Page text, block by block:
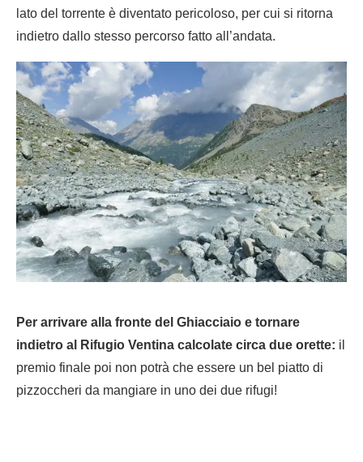
lato del torrente è diventato pericoloso, per cui si ritorna
indietro dallo stesso percorso fatto all’andata.
Per arrivare alla fronte del Ghiacciaio e tornare
indietro al Rifugio Ventina calcolate circa due orette: il
premio finale poi non potrà che essere un bel piatto di
pizzoccheri da mangiare in uno dei due rifugi!